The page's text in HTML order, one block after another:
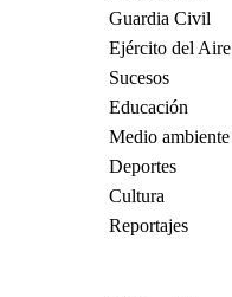
Guardia Civil
Ejército del Aire
Sucesos
Educación
Medio ambiente
Deportes
Cultura
Reportajes